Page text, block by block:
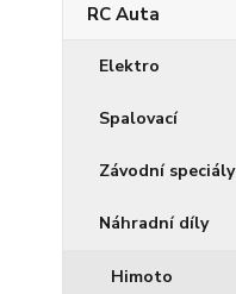
RC Auta
Elektro
Spalovací
Závodní speciály
Náhradní díly
Himoto